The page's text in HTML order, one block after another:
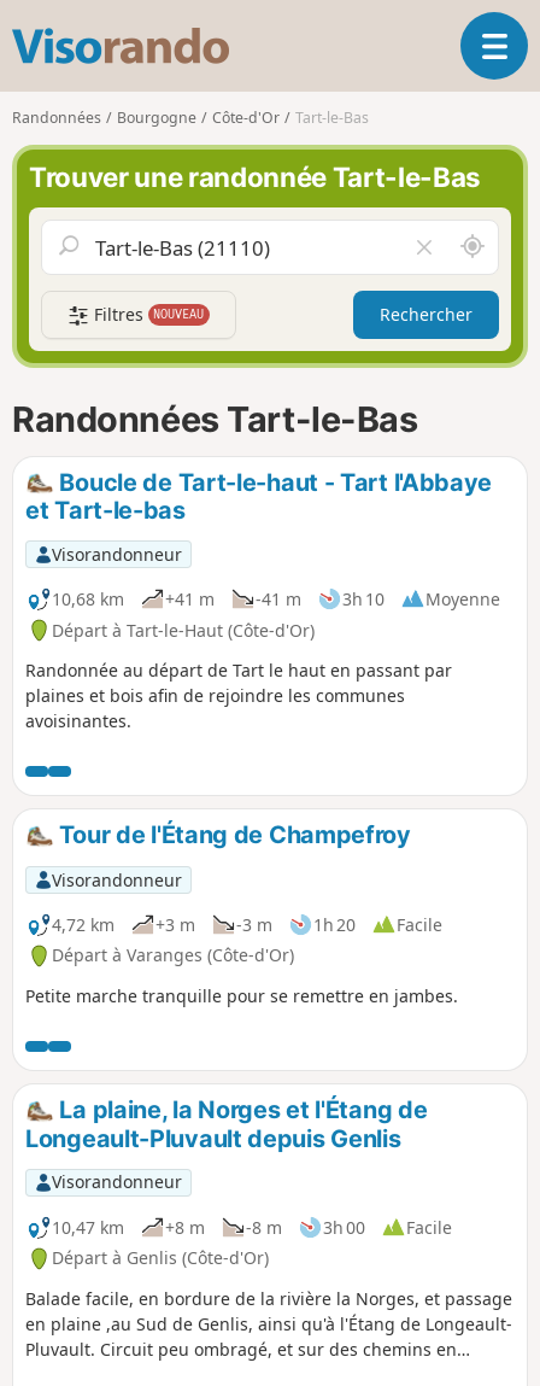
s
o
r
n
d
o
O
u
l
a
i
g
o
Randonnées Bourgogne Côte-d'Or Tart-le-Bas
Trouver une randonnée Tart-le-Bas
i
d
e
r
l
a
m
A
u
t
u
r
o
i
Filtres NOUVEAU Rechercher
Randonnées Tart-le-Bas
Boucle de Tart-le-haut - Tart l'Abbaye
et Tart-le-bas
Visorandonneur
10,68 km
+41 m -41 m 3h 10
Moyenne
Départ à Tart-le-Haut (Côte-d'Or)
Randonnée au départ de Tart le haut en passant par
plaines et bois afin de rejoindre les communes
avoisinantes.
Tour de l'Étang de Champefroy
Visorandonneur
4,72 km
+3 m -3 m 1h 20
Facile
Départ à Varanges (Côte-d'Or)
Petite marche tranquille pour se remettre en jambes.
La plaine, la Norges et l'Étang de
Longeault-Pluvault depuis Genlis
Visorandonneur
10,47 km
+8 m -8 m 3h 00
Facile
Départ à Genlis (Côte-d'Or)
Balade facile, en bordure de la rivière la Norges, et passage
en plaine ,au Sud de Genlis, ainsi qu'à l'Étang de Longeault-
Pluvault. Circuit peu ombragé, et sur des chemins en